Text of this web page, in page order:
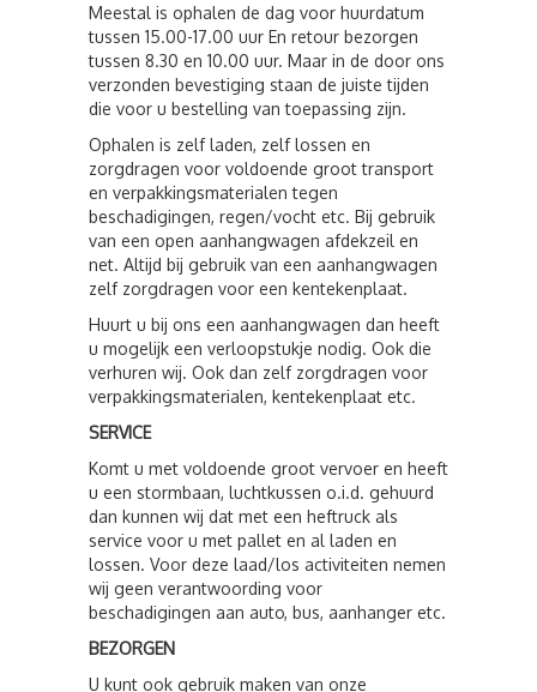
Meestal is ophalen de dag voor huurdatum
tussen 15.00-17.00 uur En retour bezorgen
tussen 8.30 en 10.00 uur. Maar in de door ons
verzonden bevestiging staan de juiste tijden
die voor u bestelling van toepassing zijn.
Ophalen is zelf laden, zelf lossen en
zorgdragen voor voldoende groot transport
en verpakkingsmaterialen tegen
beschadigingen, regen/vocht etc. Bij gebruik
van een open aanhangwagen afdekzeil en
net. Altijd bij gebruik van een aanhangwagen
zelf zorgdragen voor een kentekenplaat.
Huurt u bij ons een aanhangwagen dan heeft
u mogelijk een verloopstukje nodig. Ook die
verhuren wij. Ook dan zelf zorgdragen voor
verpakkingsmaterialen, kentekenplaat etc.
SERVICE
Komt u met voldoende groot vervoer en heeft
u een stormbaan, luchtkussen o.i.d. gehuurd
dan kunnen wij dat met een heftruck als
service voor u met pallet en al laden en
lossen. Voor deze laad/los activiteiten nemen
wij geen verantwoording voor
beschadigingen aan auto, bus, aanhanger etc.
BEZORGEN
U kunt ook gebruik maken van onze